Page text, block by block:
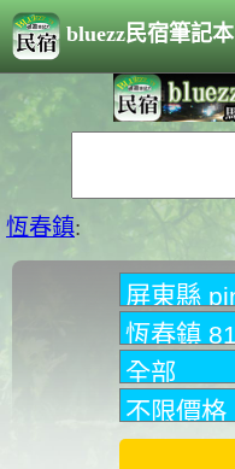
bluezz民宿筆記本
恆春鎮: